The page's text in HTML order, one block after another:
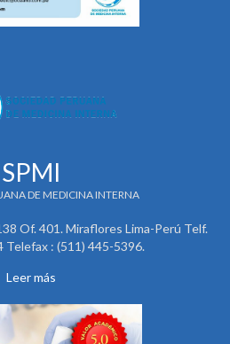
SPMI
DE MEDICINA INTERNA
Of. 401. Miraflores Lima-Perú Telf.
Telefax : (511) 445-5396.
Leer más